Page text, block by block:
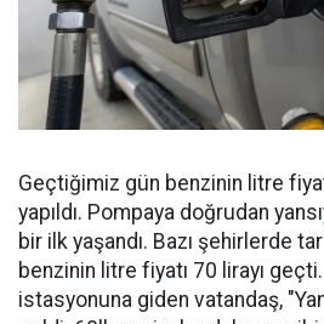
Geçtiğimiz gün benzinin litre
yapıldı. Pompaya doğrudan
bir ilk yaşandı. Bazı şehirlerde
benzinin litre fiyatı 70 lirayı
istasyonuna giden vatandaş,